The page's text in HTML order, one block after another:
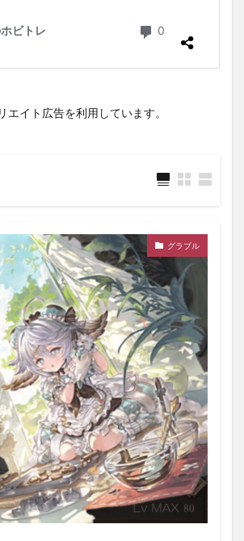
エイト広告を利用しています。
グラブル